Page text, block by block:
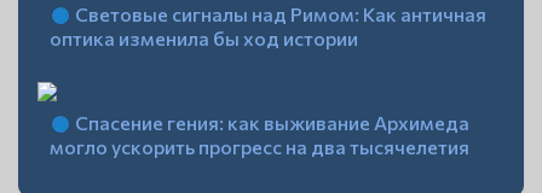
Световые сигналы над Римом: Как античная
оптика изменила бы ход истории
Спасение гения: как выживание Архимеда
могло ускорить прогресс на два тысячелетия